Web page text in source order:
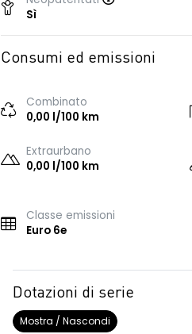
Sì
Consumi ed emissioni
Combinato
0,00 l/100 km
Extraurbano
0,00 l/100 km
Classe emissioni
Euro 6e
Dotazioni di serie
Mostra / Nascondi